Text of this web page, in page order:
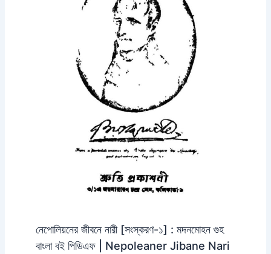
নেপোলিয়নের জীবনে নারী [সংস্করণ-১] : মদনমোহন গুহ
বাংলা বই পিডিএফ | Nepoleaner Jibane Nari